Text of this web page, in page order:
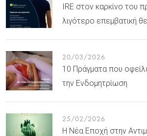
IRE στον καρκίνο του
λιγότερο επεμβατική
20/03/2026
10 Πράγματα που
την Ενδομητρίωση
25/02/2026
Η Νέα Εποχή στην